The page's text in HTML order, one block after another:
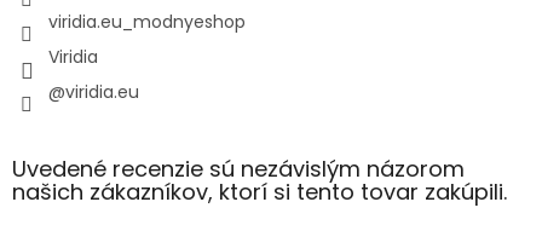
viridia.eu_modnyeshop
Viridia
@viridia.eu
Uvedené recenzie sú nezávislým názorom
našich zákazníkov, ktorí si tento tovar zakúpili.